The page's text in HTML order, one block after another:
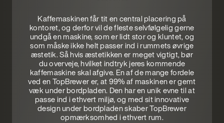
Kaffemaskinen får tit en central placering på
kontoret, og derfor vil de fleste selvfølgelig gerne
undgå en maskine, som er lidt stor og kluntet, og
som måske ikke helt passer ind i rummets øvrige
æstetik. Så hvis æstetikken er meget vigtigt, bør
du overveje, hvilket indtryk jeres kommende
kaffemaskine skal afgive. En af de mange fordele
ved en TopBrewer er, at 99% af maskinen er gemt
væk under bordpladen. ​​Den har en unik evne til at
passe ind i ethvert miljø, og med sit innovative
design under bordpladen skaber TopBrewer
opmærksomhed i ethvert rum.